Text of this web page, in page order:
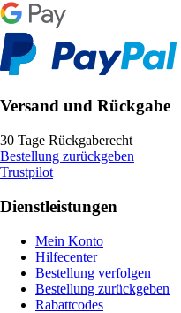
Versand und Rückgabe
30 Tage Rückgaberecht
Bestellung zurückgeben
Trustpilot
Dienstleistungen
Mein Konto
Hilfecenter
Bestellung verfolgen
Bestellung zurückgeben
Rabattcodes